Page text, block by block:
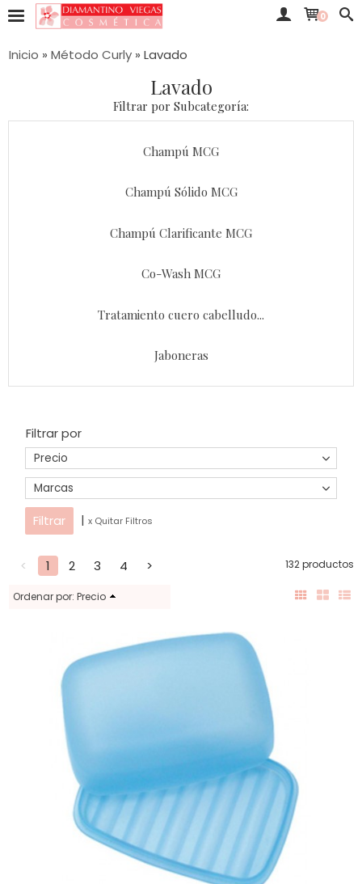
0
Inicio » Método Curly » Lavado
Lavado
Filtrar por Subcategoría:
Champú MCG
Champú Sólido MCG
Champú Clarificante MCG
Co-Wash MCG
Tratamiento cuero cabelludo...
Jaboneras
Filtrar por
Precio
Marcas
| x Quitar Filtros
< 1 2 3 4 > 132 productos
Ordenar por: Precio